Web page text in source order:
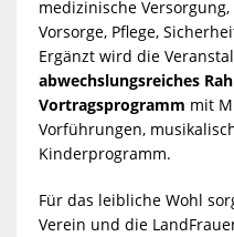
medizinische
Vorsorge, Pflege,
Ergänzt wird die
abwechslungsreiches
Vortragsprogramm mit
Vorführungen,
Kinderprogramm.
Für das leibliche Wohl
Verein und die